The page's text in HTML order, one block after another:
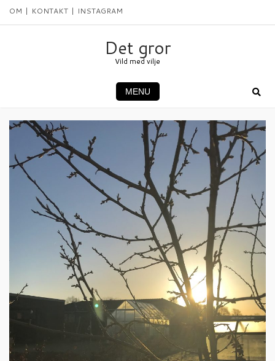
Skip
to
OM KONTAKT INSTAGRAM
Det gror
Vild med vilje
MENU